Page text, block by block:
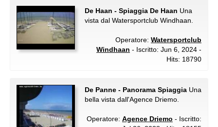
De Haan - Spiaggia De Haan Una
vista dal Watersportclub Windhaan.
Operatore: Watersportclub
Windhaan - Iscritto: Jun 6, 2024 -
Hits: 18790
De Panne - Panorama Spiaggia Una
bella vista dall'Agence Driemo.
Operatore: Agence Driemo - Iscritto: